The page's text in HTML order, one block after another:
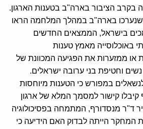
בקרב הציבור בארה"ב בטענות הארגון.
שנערכו בארה"ב במהלך המלחמה הראו
בישראל, הממצאים החדשים
באוכלוסייה מאמץ טענות
או ממזערות את הפגיעה המכוונת של
וחטיפת בני ערובה ישראלים.
במפורש כי הטענות מיוחסות
קישור למסמך המלא של ארגון
ד"ר מנסדורף, המתמחה בפסיכולוגיה
המחקר הייתה לבדוק האם הידיעה כי